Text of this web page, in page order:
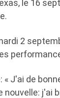
le 16
2
J'ai de
j'ai